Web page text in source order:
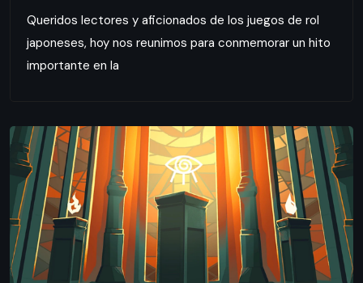
Queridos lectores y aficionados de los juegos de rol
japoneses, hoy nos reunimos para conmemorar un hito
importante en la